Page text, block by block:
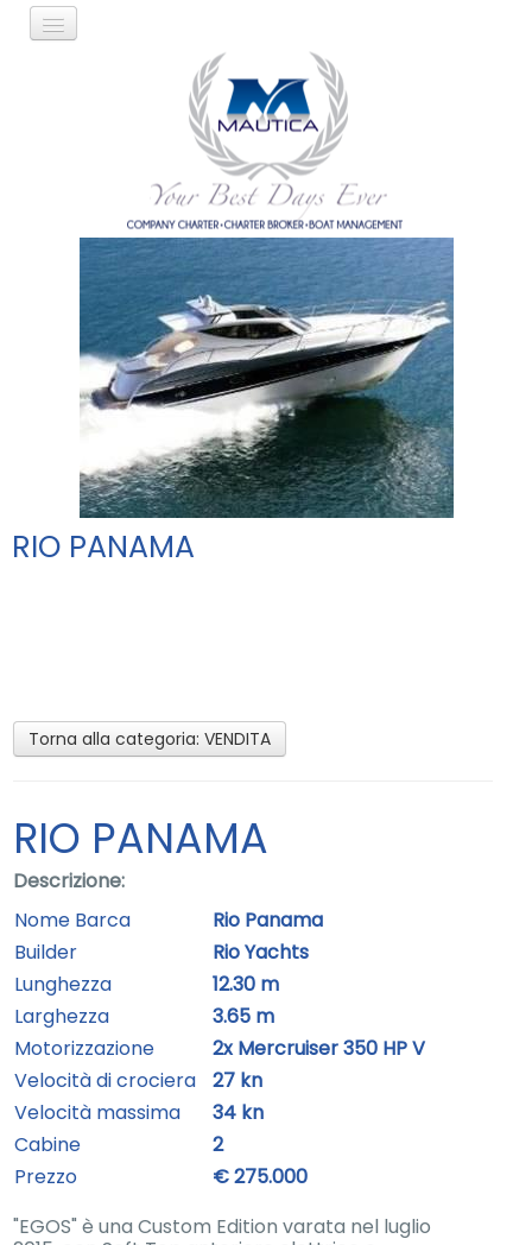
Servizi
Nostra base
Nostre rotte
Altre rotte
Promozioni
RIO PANAMA
Torna alla categoria: VENDITA
RIO PANAMA
Descrizione:
Nome Barca
Rio Panama
Builder
Rio Yachts
Lunghezza
12.30 m
Larghezza
3.65 m
Motorizzazione
2x Mercruiser 350 HP V
Velocità di crociera
27 kn
Velocità massima
34 kn
Cabine
2
Prezzo
€ 275.000
"EGOS" è una Custom Edition varata nel luglio